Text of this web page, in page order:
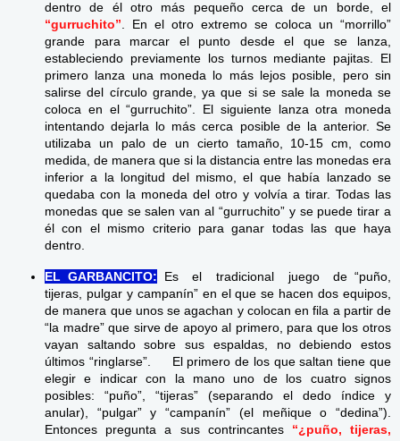
dentro de él otro más pequeño cerca de un borde, el
“gurruchito” . En el otro extremo se coloca un “morrillo”
grande para marcar el punto desde el que se lanza,
estableciendo previamente los turnos mediante pajitas. El
primero lanza una moneda lo más lejos posible, pero sin
salirse del círculo grande, ya que si se sale la moneda se
coloca en el “gurruchito”. El siguiente lanza otra moneda
intentando dejarla lo más cerca posible de la anterior. Se
utilizaba un palo de un cierto tamaño, 10-15 cm, como
medida, de manera que si la distancia entre las monedas era
inferior a la longitud del mismo, el que había lanzado se
quedaba con la moneda del otro y volvía a tirar. Todas las
monedas que se salen van al “gurruchito” y se puede tirar a
él con el mismo criterio para ganar todas las que haya
dentro.
EL GARBANCITO: Es el tradicional juego de “puño,
tijeras, pulgar y campanín” en el que se hacen dos equipos,
de manera que unos se agachan y colocan en fila a partir de
“la madre” que sirve de apoyo al primero, para que los otros
vayan saltando sobre sus espaldas, no debiendo estos
últimos “ringlarse”. El primero de los que saltan tiene que
elegir e indicar con la mano uno de los cuatro signos
posibles: “puño”, “tijeras” (separando el dedo índice y
anular), “pulgar” y “campanín” (el meñique o “dedina”).
Entonces pregunta a sus contrincantes “¿puño, tijeras,